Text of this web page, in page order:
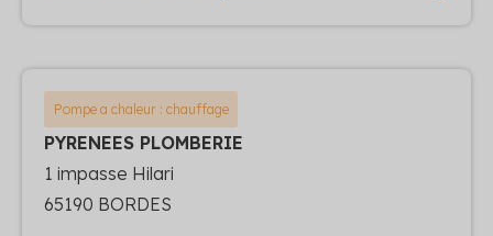
Pompe a chaleur : chauffage
PYRENEES PLOMBERIE
1 impasse Hilari
65190 BORDES